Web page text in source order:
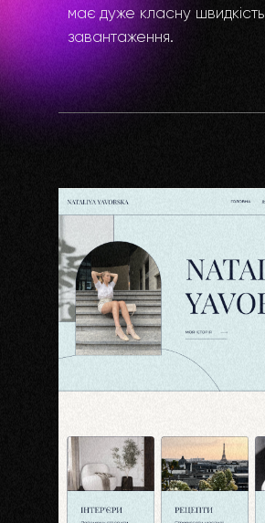
має дуже класну швидкість
завантаження.